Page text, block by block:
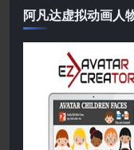
阿凡达虚拟动画人